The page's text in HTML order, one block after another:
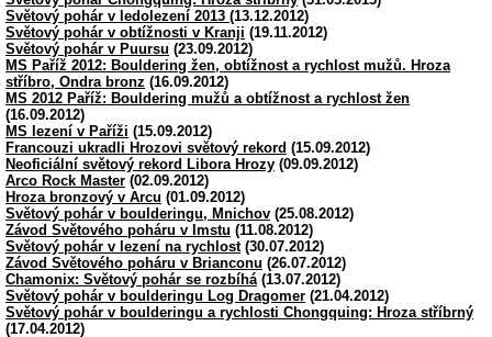
Světový pohár v ledolezení 2013 (13.12.2012)
Světový pohár v obtížnosti v Kranji (19.11.2012)
Světový pohár v Puursu (23.09.2012)
MS Paříž 2012: Bouldering žen, obtížnost a rychlost mužů. Hroza
stříbro, Ondra bronz (16.09.2012)
MS 2012 Paříž: Bouldering mužů a obtížnost a rychlost žen
(16.09.2012)
MS lezení v Paříži (15.09.2012)
Francouzi ukradli Hrozovi světový rekord (15.09.2012)
Neoficiální světový rekord Libora Hrozy (09.09.2012)
Arco Rock Master (02.09.2012)
Hroza bronzový v Arcu (01.09.2012)
Světový pohár v boulderingu, Mnichov (25.08.2012)
Závod Světového poháru v Imstu (11.08.2012)
Světový pohár v lezení na rychlost(30.07.2012)
Závod Světového poháru v Brianconu (26.07.2012)
Chamonix: Světový pohár se rozbíhá (13.07.2012)
Světový pohár v boulderingu Log Dragomer (21.04.2012)
Světový pohár v boulderingu a rychlosti Chongquing: Hroza stříbrný
(17.04.2012)